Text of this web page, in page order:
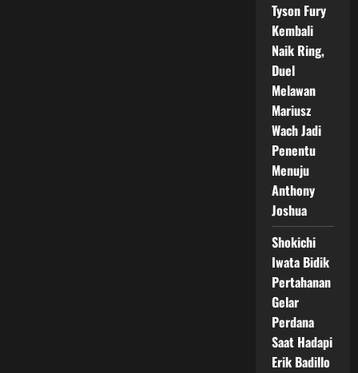
Tyson Fury
Kembali
Naik Ring,
Duel
Melawan
Mariusz
Wach Jadi
Penentu
Menuju
Anthony
Joshua
Shokichi
Iwata Bidik
Pertahanan
Gelar
Perdana
Saat Hadapi
Erik Badillo